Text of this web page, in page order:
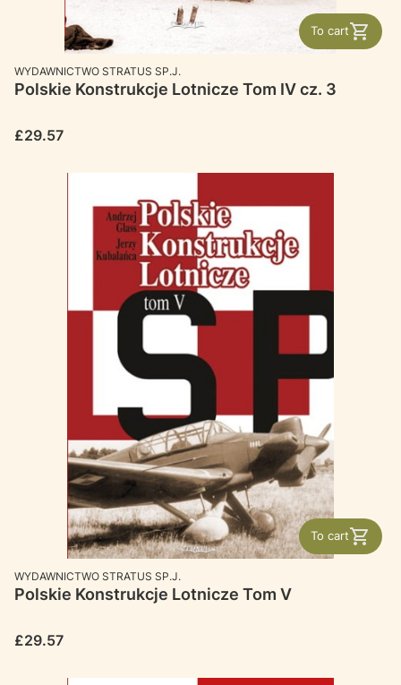
To cart
MANUFACTURER
WYDAWNICTWO STRATUS SP.J.
Polskie Konstrukcje Lotnicze Tom IV cz. 3
Price
£29.57
To cart
MANUFACTURER
WYDAWNICTWO STRATUS SP.J.
Polskie Konstrukcje Lotnicze Tom V
Price
£29.57